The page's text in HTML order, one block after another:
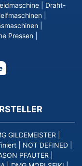
Draht-
Pressen
GILDEMEISTER
NOT DEFINED
PFAUTER